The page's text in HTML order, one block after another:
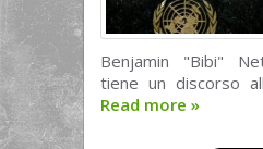
Benjamin "Bibi"
tiene un discorso
Read more »